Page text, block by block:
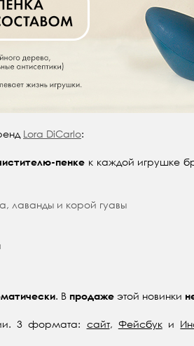
Lora DiCarlo:
пенкек каждой игрушке
лаванды и корой гуавы
. В продаже этой новинки
3 формата: сайт, Фейсбуки